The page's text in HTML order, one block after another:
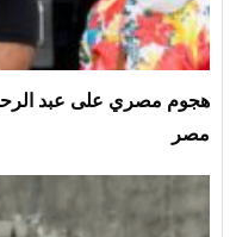
هجوم مصري على عبد
مصر